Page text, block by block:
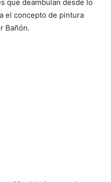
que deambulan desde lo
el concepto de pintura
Bañón.